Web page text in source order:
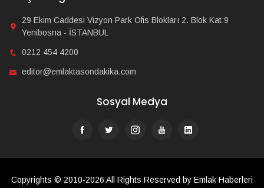
29 Ekim Caddesi Vizyon Park Ofis Blokları 2. Blok Kat:9
Yenibosna - İSTANBUL
0212 454 4200
editor@emlaktasondakika.com
Sosyal Medya
Copyrights © 2010-2026 All Rights Reserved by Emlak Haberleri